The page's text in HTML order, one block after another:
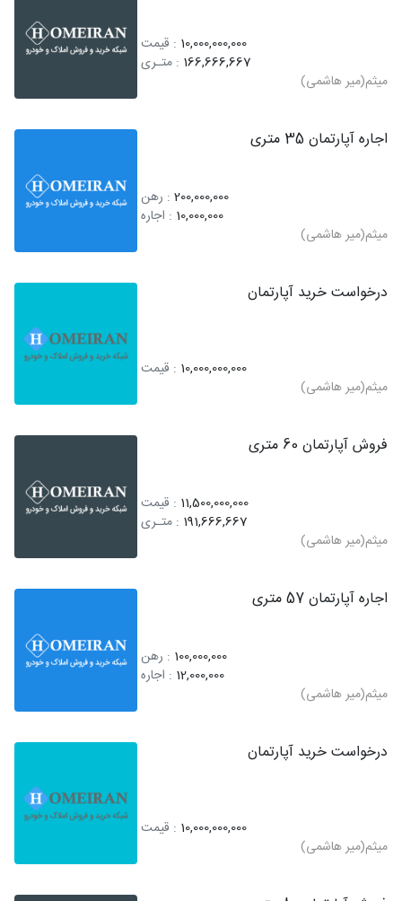
10,000,000,000 : قیمت
166,666,667 : متـری
میثم(میر هاشمی)
اجاره آپارتمان 35 متری
200,000,000 : رهن
10,000,000 : اجاره
میثم(میر هاشمی)
درخواست خرید آپارتمان
10,000,000,000 : قیمت
میثم(میر هاشمی)
فروش آپارتمان 60 متری
11,500,000,000 : قیمت
191,666,667 : متـری
میثم(میر هاشمی)
اجاره آپارتمان 57 متری
100,000,000 : رهن
12,000,000 : اجاره
میثم(میر هاشمی)
درخواست خرید آپارتمان
10,000,000,000 : قیمت
میثم(میر هاشمی)